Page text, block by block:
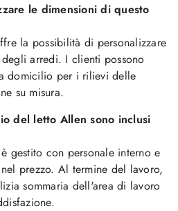
le dimensioni di questo
la possibilità di personalizzare
arredi. I clienti possono
domicilio per i rilievi delle
su misura.
del letto Allen sono inclusi
gestito con personale interno e
prezzo. Al termine del lavoro,
sommaria dell'area di lavoro